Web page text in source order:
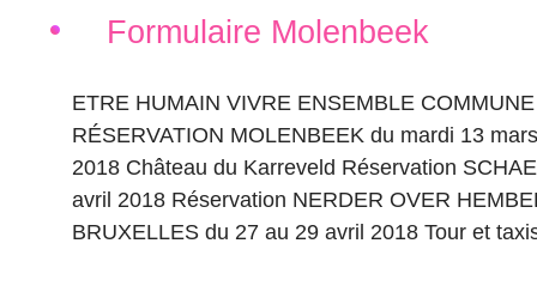
Formulaire Molenbeek
ETRE HUMAIN VIVRE ENSEMBLE
RÉSERVATION MOLENBEEK du mardi 13
2018 Château du Karreveld Réservation
avril 2018 Réservation NERDER OVER
BRUXELLES du 27 au 29 avril 2018 Tour et